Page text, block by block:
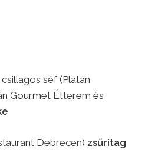
séf (Platán
Gourmet Étterem és
Debrecen) zsűritag